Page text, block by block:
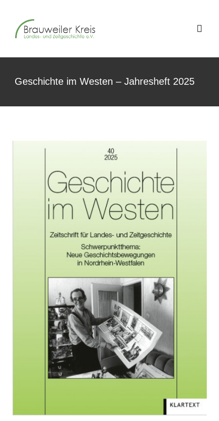
Inhalt
springen
Geschichte im Westen – Jahresheft 2025